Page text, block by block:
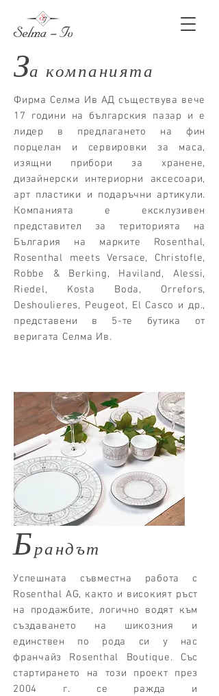
За компанията
Фирма Селма Ив АД съществува вече
17 години на българския пазар и е
лидер в предлагането на фин
порцелан и сервировки за маса,
изящни прибори за хранене,
дизайнерски интериорни аксесоари,
арт пластики и подаръчни артикули.
Компанията е ексклузивен
представител за територията на
България на марките Rosenthal,
Rosenthal meets Versace, Christofle,
Robbe & Berking, Haviland, Alessi,
Riedel, Kosta Boda, Orrefors,
Deshoulieres, Peugeot, El Casco и др.,
представени в 5-те бутика от
веригата Селма Ив.
Брандът
Успешната съвместна работа с
Rosenthal AG, както и високият ръст
на продажбите, логично водят към
създаването на шикозния и
единствен по рода си у нас
франчайз Rosenthal Boutique. Със
стартирането на този проект през
2004 г. се ражда и